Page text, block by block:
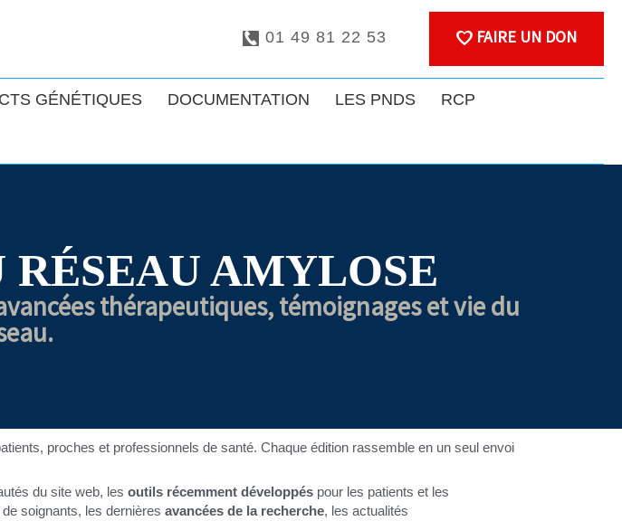
FAIRE UN DON
01 49 81 22 53
GÉNÉTIQUES DOCUMENTATION LES PNDS RCP
AMYLOSE
thérapeutiques, témoignages et vie du
proches et professionnels de santé. Chaque édition rassemble en un seul envoi
du site web, les outils récemment développés pour les patients et les
soignants, les dernières avancées de la recherche, les actualités